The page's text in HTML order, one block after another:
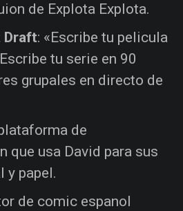
de Explota Explota.
Draft: «Escribe tu pelicula
tu serie en 90
grupales en directo de
de
que usa David para sus
y papel.
de comic espanol